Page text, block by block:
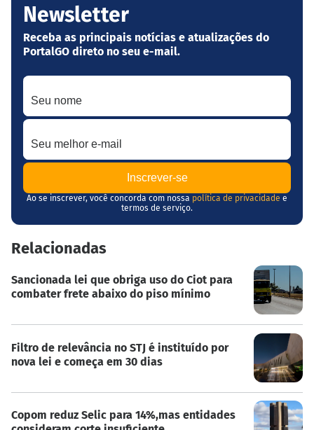
Newsletter
Receba as principais notícias e atualizações do
PortalGO direto no seu e-mail.
Seu nome
Seu melhor e-mail
Ao se inscrever, você concorda com nossa política de privacidade e
termos de serviço.
Relacionadas
Sancionada lei que obriga uso do Ciot para
combater frete abaixo do piso mínimo
Filtro de relevância no STJ é instituído por
nova lei e começa em 30 dias
Copom reduz Selic para 14%,mas entidades